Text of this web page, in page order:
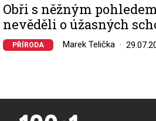
Obři s něžným
nevěděli o úžasných
PŘÍRODA Marek Telička